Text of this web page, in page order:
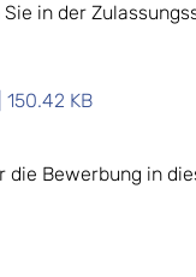
in der
KB
die Bewerbung in